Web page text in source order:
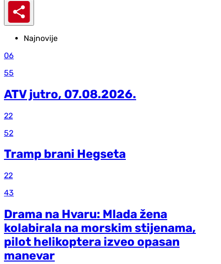
Najnovije
06
55
ATV jutro, 07.08.2026.
22
52
Tramp brani Hegseta
22
43
Drama na Hvaru: Mlada žena
kolabirala na morskim stijenama,
pilot helikoptera izveo opasan
manevar